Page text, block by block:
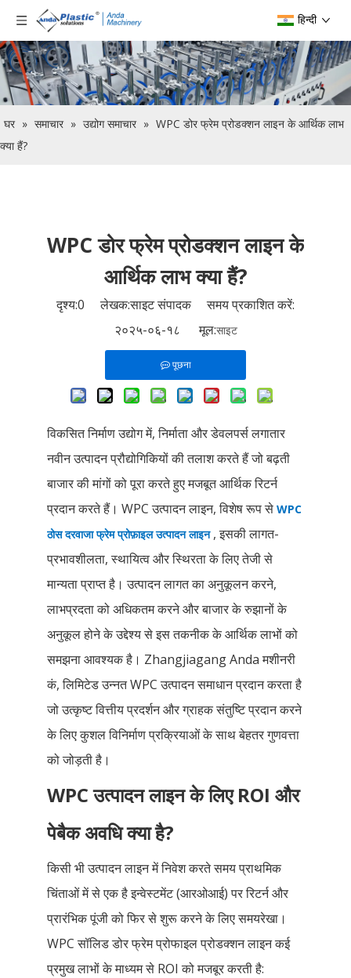
हिन्दी
घर » समाचार » उद्योग समाचार » WPC डोर फ्रेम प्रोडक्शन लाइन के आर्थिक लाभ
क्या हैं?
WPC डोर फ्रेम प्रोडक्शन लाइन के
आर्थिक लाभ क्या हैं?
दृश्य:0 लेखक:साइट संपादक समय प्रकाशित करें:
२०२५-०६-१८ मूल:साइट
पूछना
विकसित निर्माण उद्योग में, निर्माता और डेवलपर्स लगातार
नवीन उत्पादन प्रौद्योगिकियों की तलाश करते हैं जो बढ़ती
बाजार की मांगों को पूरा करते हुए मजबूत आर्थिक रिटर्न
प्रदान करते हैं। WPC उत्पादन लाइन, विशेष रूप से WPC
ठोस दरवाजा फ्रेम प्रोफ़ाइल उत्पादन लाइन , इसकी लागत-
प्रभावशीलता, स्थायित्व और स्थिरता के लिए तेजी से
मान्यता प्राप्त है। उत्पादन लागत का अनुकूलन करने,
लाभप्रदता को अधिकतम करने और बाजार के रुझानों के
अनुकूल होने के उद्देश्य से इस तकनीक के आर्थिक लाभों को
समझना आवश्यक है। Zhangjiagang Anda मशीनरी
कं, लिमिटेड उन्नत WPC उत्पादन समाधान प्रदान करता है
जो उत्कृष्ट वित्तीय प्रदर्शन और ग्राहक संतुष्टि प्रदान करने
के लिए कुशल विनिर्माण प्रक्रियाओं के साथ बेहतर गुणवत्ता
को जोड़ती है।
WPC उत्पादन लाइन के लिए ROI और
पेबैक अवधि क्या है?
किसी भी उत्पादन लाइन में निवेश करते समय प्राथमिक
चिंताओं में से एक है इन्वेस्टमेंट (आरओआई) पर रिटर्न और
प्रारंभिक पूंजी को फिर से शुरू करने के लिए समयरेखा।
WPC सॉलिड डोर फ्रेम प्रोफाइल प्रोडक्शन लाइन कई
प्रमुख लाभों के माध्यम से ROI को मजबूर करती है: